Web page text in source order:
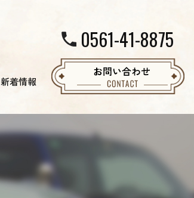
新着情報
0561-41-8875